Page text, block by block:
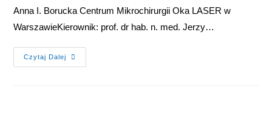
Anna I. Borucka Centrum Mikrochirurgii Oka LASER w
WarszawieKierownik: prof. dr hab. n. med. Jerzy…
Czytaj Dalej